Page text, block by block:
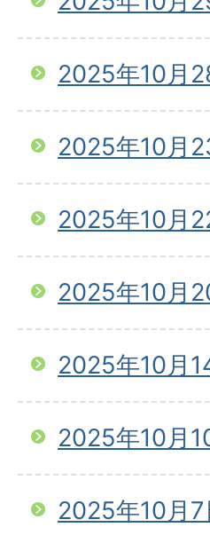
2025年10月
2025年10月
2025年10月
2025年10月
2025年10月
2025年10月
2025年10月7